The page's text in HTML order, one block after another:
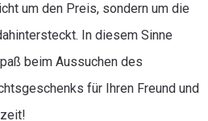
um den Preis, sondern um die
In diesem Sinne
beim Aussuchen des
für Ihren Freund und